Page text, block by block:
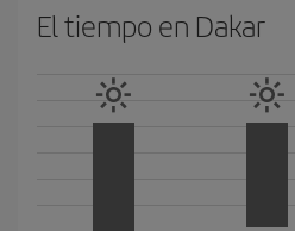
El tiempo en Dakar